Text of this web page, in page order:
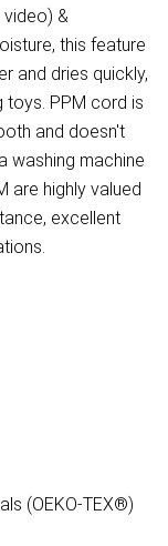
&
this feature
and dries quickly,
toys. PPM cord is
and doesn't
washing machine
are highly valued
excellent
(OEKO-TEX®)